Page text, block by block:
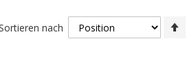
nach